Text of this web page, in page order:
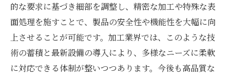
的な要求に基づき細部を調整し、精密な加工や特殊な表
面処理を施すことで、製品の安全性や機能性を大幅に向
上させることが可能です。加工業界では、このような技
術の蓄積と最新設備の導入により、多様なニーズに柔軟
に対応できる体制が整いつつあります。今後も高品質な